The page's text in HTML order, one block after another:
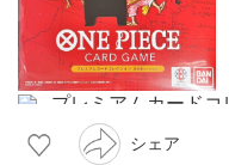
シェア